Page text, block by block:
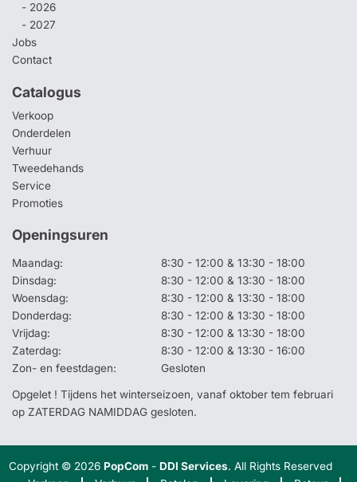
- 2026
- 2027
Jobs
Contact
Catalogus
Verkoop
Onderdelen
Verhuur
Tweedehands
Service
Promoties
Openingsuren
Maandag:
8:30 - 12:00 & 13:30 - 18:00
Dinsdag:
8:30 - 12:00 & 13:30 - 18:00
Woensdag:
8:30 - 12:00 & 13:30 - 18:00
Donderdag:
8:30 - 12:00 & 13:30 - 18:00
Vrijdag:
8:30 - 12:00 & 13:30 - 18:00
Zaterdag:
8:30 - 12:00 & 13:30 - 16:00
Zon- en feestdagen:
Gesloten
Opgelet ! Tijdens het winterseizoen, vanaf oktober tem februari
op ZATERDAG NAMIDDAG gesloten.
Copyright © 2026PopCom -DDI Services. All Rights Reserved